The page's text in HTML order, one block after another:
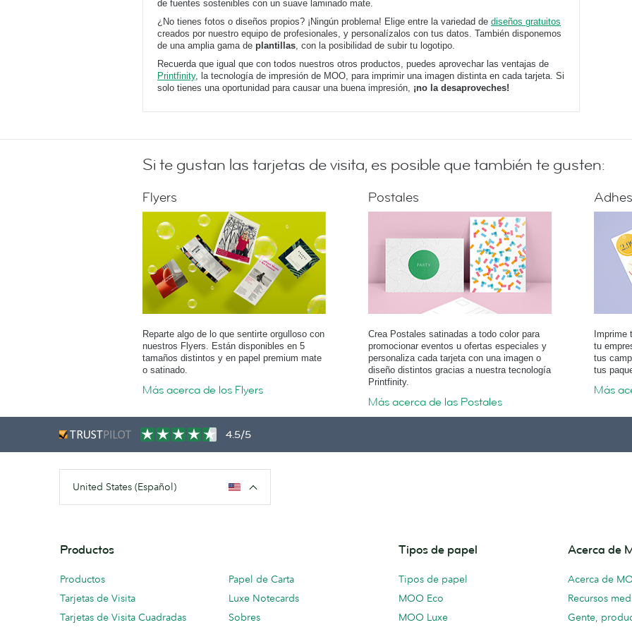
de fuentes sostenibles con un suave laminado mate.
¿No tienes fotos o diseños propios? ¡Ningún problema! Elige entre la variedad de diseños gratuitos
creados por nuestro equipo de profesionales, y personalízalos con tus datos. También disponemos
de una amplia gama de plantillas, con la posibilidad de subir tu logotipo.
Recuerda que igual que con todos nuestros otros productos, puedes aprovechar las ventajas de
Printfinity, la tecnología de impresión de MOO, para imprimir una imagen distinta en cada tarjeta. Si
solo tienes una oportunidad para causar una buena impresión, ¡no la desaproveches!
Si te gustan las tarjetas de visita, es posible que también te gusten:
Flyers
Reparte algo de lo que sentirte orgulloso con
nuestros Flyers. Están disponibles en 5
tamaños distintos y en papel premium mate
o satinado.
Más acerca de los Flyers
Postales
Crea Postales satinadas a todo color para
promocionar eventos u ofertas especiales y
personaliza cada tarjeta con una imagen o
diseño distintos gracias a nuestra tecnología
Printfinity.
Más acerca de las Postales
tu
tus
tus
Más
4.5/5
United States (Español)
Productos
Productos
Tarjetas de Visita
Tarjetas de Visita Cuadradas
Papel de Carta
Luxe Notecards
Sobres
Tipos de papel
Tipos de papel
MOO Eco
MOO Luxe
Acerca de
Acerca de
Recursos
Gente,